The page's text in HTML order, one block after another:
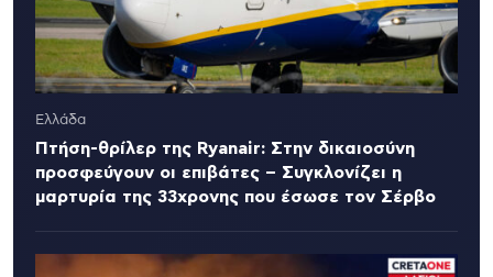
Ελλάδα
Πτήση-θρίλερ της Ryanair: Στην δικαιοσύνη
προσφεύγουν οι επιβάτες – Συγκλονίζει η
μαρτυρία της 33χρονης που έσωσε τον Σέρβο